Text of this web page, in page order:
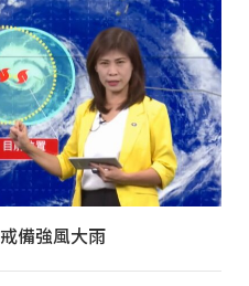
備強風大雨